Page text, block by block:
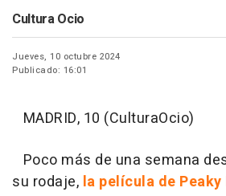
Cultura Ocio
Jueves, 10 octubre 2024
Publicado: 16:01
MADRID, 10 (CulturaOcio)
Poco más de una semana
su rodaje, la película de